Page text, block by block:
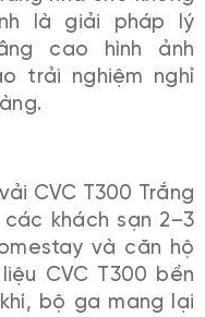
là giải pháp lý
cao hình ảnh
trải nghiệm nghỉ
CVC T300 Trắng
khách sạn 2–3
và căn hộ
CVC T300 bền
bộ ga mang lại